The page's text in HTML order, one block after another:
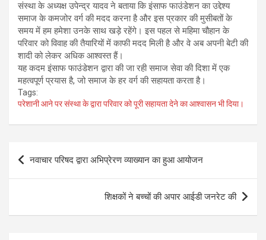
संस्था के अध्यक्ष उपेन्द्र यादव ने बताया कि इंसाफ फाउंडेशन का उद्देश्य
समाज के कमजोर वर्ग की मदद करना है और इस प्रकार की मुसीबतों के
समय में हम हमेशा उनके साथ खड़े रहेंगे। इस पहल से महिमा चौहान के
परिवार को विवाह की तैयारियों में काफी मदद मिली है और वे अब अपनी बेटी की
शादी को लेकर अधिक आश्वस्त हैं।
यह कदम इंसाफ फाउंडेशन द्वारा की जा रही समाज सेवा की दिशा में एक
महत्वपूर्ण प्रयास है, जो समाज के हर वर्ग की सहायता करता है।
Tags:
परेशानी आने पर संस्था के द्वारा परिवार को पूरी सहायता देने का आश्वासन भी दिया।
Post
navigation
नवाचार परिषद द्वारा अभिप्रेरण व्याख्यान का हुआ आयोजन
शिक्षकों ने बच्चों की अपार आईडी जनरेट की